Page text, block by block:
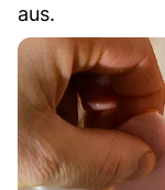
aus.